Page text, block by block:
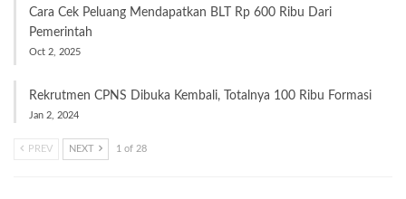
Cara Cek Peluang Mendapatkan BLT Rp 600 Ribu Dari
Pemerintah
Oct 2, 2025
Rekrutmen CPNS Dibuka Kembali, Totalnya 100 Ribu Formasi
Jan 2, 2024
PREV NEXT 1 of 28